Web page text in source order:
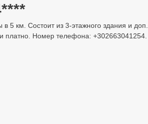
5 км. Состоит из 3-этажного здания и доп.
платно. Номер телефона: